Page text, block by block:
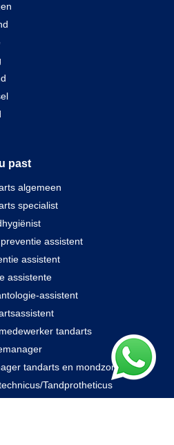
past
algemeen
specialist
assistent
assistent
assistente
assistent
tandarts
tandarts en mondzorg
Tandprotheticus